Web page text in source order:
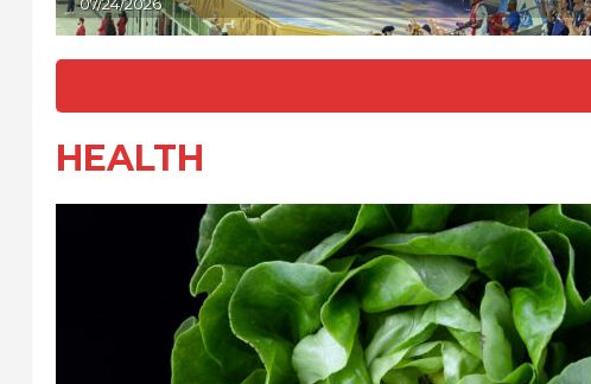
HEALTH